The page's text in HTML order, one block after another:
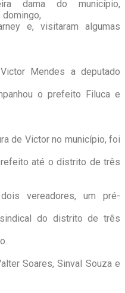
dama do município,
domingo,
e, visitaram algumas
Mendes a deputado
o prefeito Filuca e
de Victor no município, foi
até o distrito de três
vereadores, um pré-
do distrito de três
Soares, Sinval Souza e